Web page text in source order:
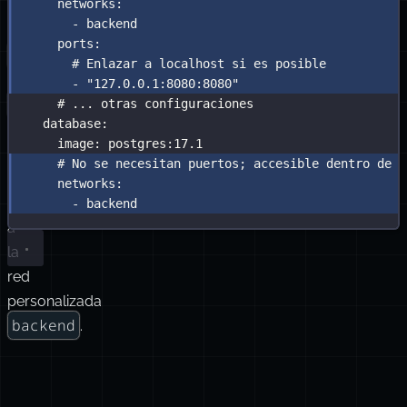
127.0.0.1:8080
conecta
contenedores
a
la
red
personalizada
backend .
networks :
-
backend
ports :
# Enlazar a localhost si es posible
-
"127.0.0.1:8080:8080"
# ... otras configuraciones
database:
image:
postgres:17.1
# No se necesitan puertos; accesible dentro de
networks :
-
backend